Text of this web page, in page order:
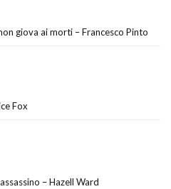
giova ai morti – Francesco Pinto
Fox
– Hazell Ward